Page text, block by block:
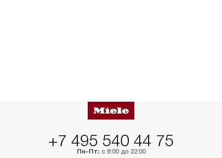
+7 495 540 44 75
Пн-Пт: с 8:00 до 22:00